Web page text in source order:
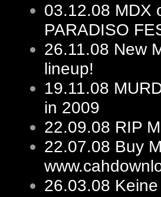
03.12.08 MDX
PARADISO
26.11.08 New
lineup!
19.11.08
in 2009
22.09.08 RIP
22.07.08 Buy
26.03.08